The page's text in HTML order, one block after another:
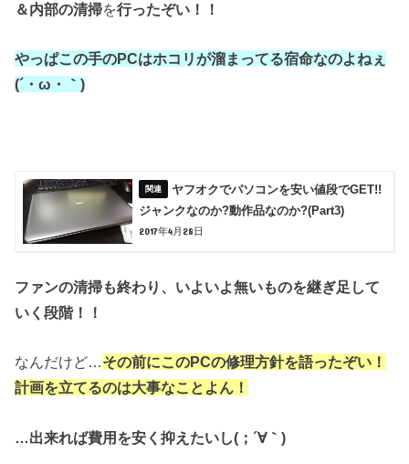
＆内部の清掃を行ったぞい！！
やっぱこの手のPCはホコリが溜まってる宿命なのよねぇ
(´・ω・｀)
ヤフオクでパソコンを安い値段でGET!!
ジャンクなのか?動作品なのか?(Part3)
2017年4月28日
ファンの清掃も終わり、いよいよ無いものを継ぎ足して
いく段階！！
なんだけど…その前にこのPCの修理方針を語ったぞい！
計画を立てるのは大事なことよん！
…出来れば費用を安く抑えたいし(；´∀｀)